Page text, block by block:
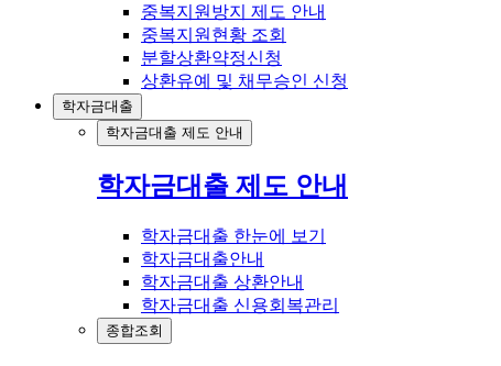
중복지원방지 제도 안내
중복지원현황 조회
분할상환약정신청
상환유예 및 채무승인 신청
학자금대출
학자금대출 제도 안내
학자금대출 제도 안내
학자금대출 한눈에 보기
학자금대출안내
학자금대출 상환안내
학자금대출 신용회복관리
종합조회